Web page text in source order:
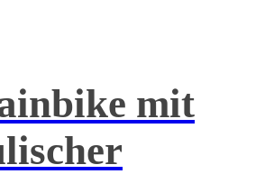
mit